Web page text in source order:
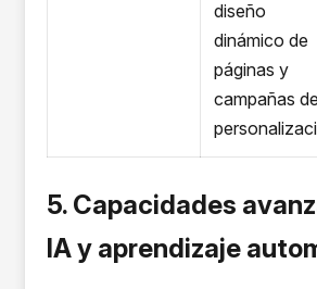
diseño
dinámico de
páginas y
campañas de
5. Capacidades
IA y aprendizaje